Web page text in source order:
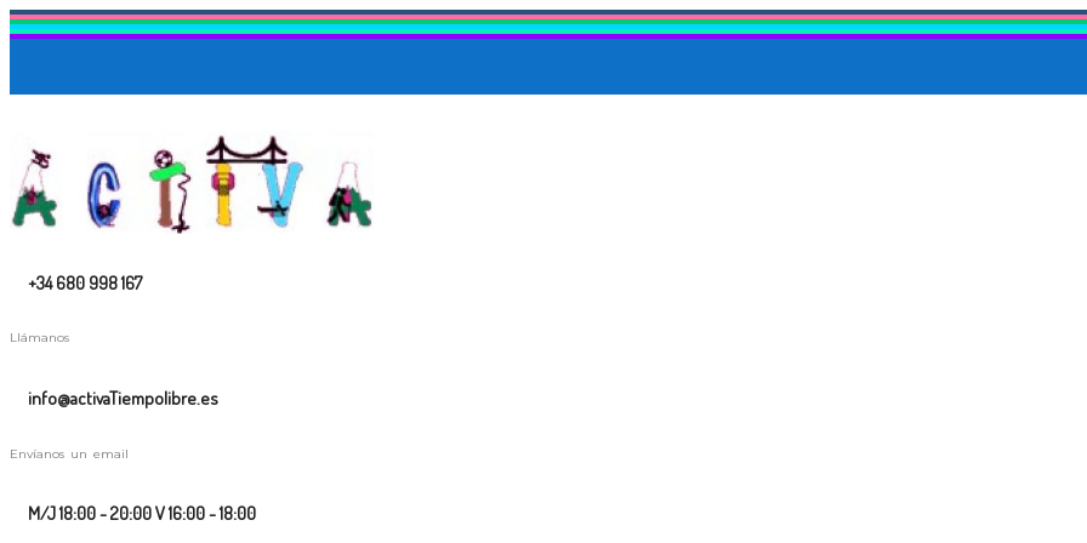
+34 680 998 167
Llámanos
info@activaTiempolibre.es
Envíanos un email
M/J 18:00 - 20:00 V 16:00 - 18:00